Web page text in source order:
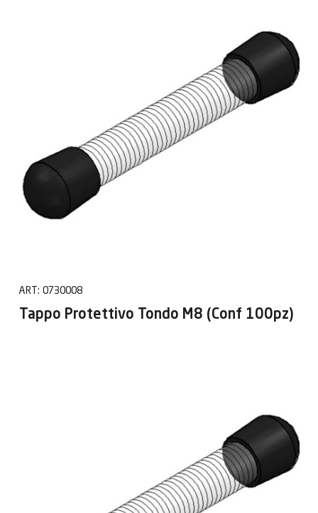
ART: 0730008
Tappo Protettivo Tondo M8 (Conf 100pz)